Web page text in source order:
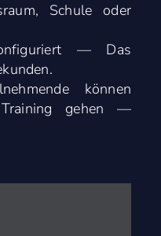
Schule oder
— Das
können
gehen —